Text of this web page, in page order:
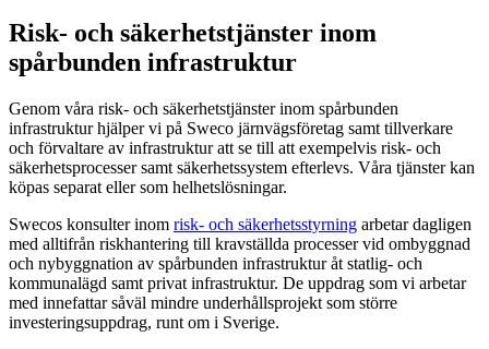
Risk- och säkerhetstjänster inom
spårbunden infrastruktur
Genom våra risk- och säkerhetstjänster inom spårbunden
infrastruktur hjälper vi på Sweco järnvägsföretag samt tillverkare
och förvaltare av infrastruktur att se till att exempelvis risk- och
säkerhetsprocesser samt säkerhetssystem efterlevs. Våra tjänster kan
köpas separat eller som helhetslösningar.
Swecos konsulter inom risk- och säkerhetsstyrning arbetar dagligen
med alltifrån riskhantering till kravställda processer vid ombyggnad
och nybyggnation av spårbunden infrastruktur åt statlig- och
kommunalägd samt privat infrastruktur. De uppdrag som vi arbetar
med innefattarsåväl mindre underhållsprojekt som större
investeringsuppdrag, runt om i Sverige.